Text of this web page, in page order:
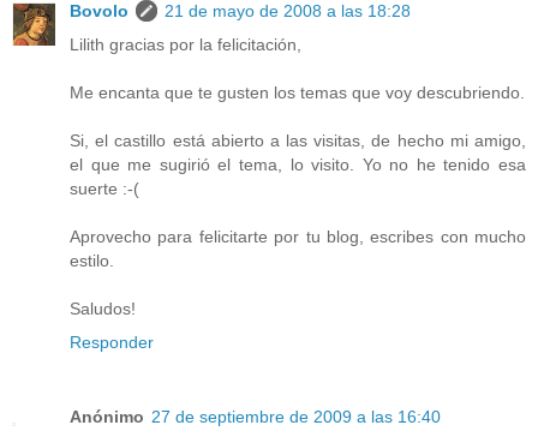
Bovolo
21 de mayo de 2008 a las 18:28
Lilith gracias por la felicitación,
Me encanta que te gusten los temas que voy descubriendo.
Si, el castillo está abierto a las visitas, de hecho mi amigo,
el que me sugirió el tema, lo visito. Yo no he tenido esa
suerte :-(
Aprovecho para felicitarte por tu blog, escribes con mucho
estilo.
Saludos!
Responder
Anónimo 27 de septiembre de 2009 a las 16:40